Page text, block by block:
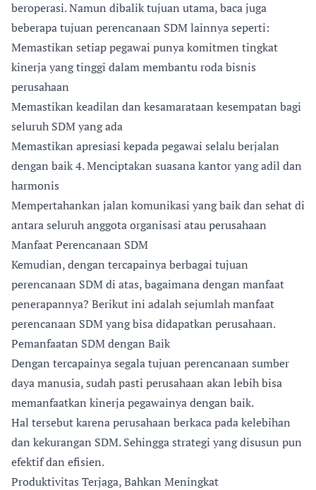
beroperasi. Namun dibalik tujuan utama, baca juga
beberapa tujuan perencanaan SDM lainnya seperti:
Memastikan setiap pegawai punya komitmen tingkat
kinerja yang tinggi dalam membantu roda bisnis
perusahaan
Memastikan keadilan dan kesamarataan kesempatan bagi
seluruh SDM yang ada
Memastikan apresiasi kepada pegawai selalu berjalan
dengan baik 4. Menciptakan suasana kantor yang adil dan
harmonis
Mempertahankan jalan komunikasi yang baik dan sehat di
antara seluruh anggota organisasi atau perusahaan
Manfaat Perencanaan SDM
Kemudian, dengan tercapainya berbagai tujuan
perencanaan SDM di atas, bagaimana dengan manfaat
penerapannya? Berikut ini adalah sejumlah manfaat
perencanaan SDM yang bisa didapatkan perusahaan.
Pemanfaatan SDM dengan Baik
Dengan tercapainya segala tujuan perencanaan sumber
daya manusia, sudah pasti perusahaan akan lebih bisa
memanfaatkan kinerja pegawainya dengan baik.
Hal tersebut karena perusahaan berkaca pada kelebihan
dan kekurangan SDM. Sehingga strategi yang disusun pun
efektif dan efisien.
Produktivitas Terjaga, Bahkan Meningkat